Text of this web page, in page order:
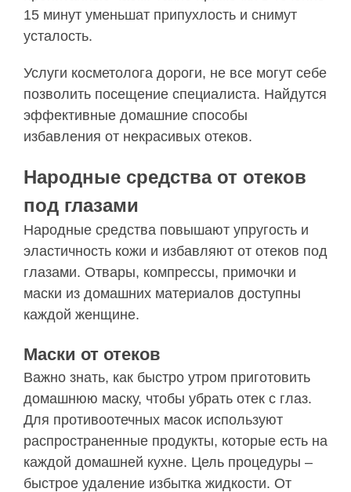
15 минут уменьшат припухлость и снимут
усталость.
Услуги косметолога дороги, не все могут себе
позволить посещение специалиста. Найдутся
эффективные домашние способы
избавления от некрасивых отеков.
Народные средства от отеков
под глазами
Народные средства повышают упругость и
эластичность кожи и избавляют от отеков под
глазами. Отвары, компрессы, примочки и
маски из домашних материалов доступны
каждой женщине.
Маски от отеков
Важно знать, как быстро утром приготовить
домашнюю маску, чтобы убрать отек с глаз.
Для противоотечных масок используют
распространенные продукты, которые есть на
каждой домашней кухне. Цель процедуры –
быстрое удаление избытка жидкости. От